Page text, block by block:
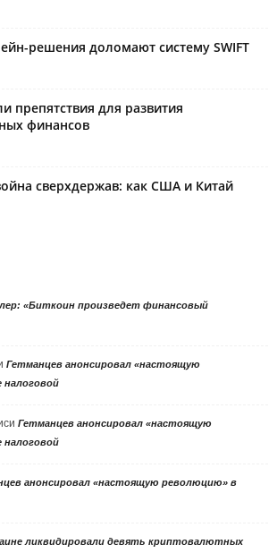
решения доломают систему SWIFT
препятствия для развития
финансов
сверхдержав: как США и Китай
«Биткоин произведет финансовый
Гетманцев анонсировал «настоящую
Гетманцев анонсировал «настоящую
анонсировал «настоящую революцию» в
ликвидировали девять криптовалютных